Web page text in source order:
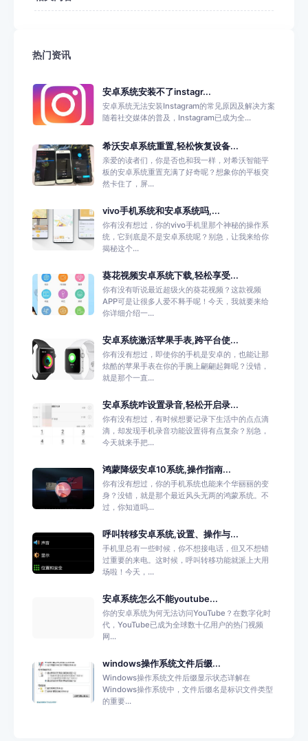
热门资讯
安卓系统安装不了instagr...
安卓系统无法安装Instagram的常见原因及解决方案
随着社交媒体的普及，Instagram已成为全...
希沃安卓系统重置,轻松恢复设备...
亲爱的读者们，你是否也和我一样，对希沃智能平
板的安卓系统重置充满了好奇呢？想象你的平板突
然卡住了，屏...
vivo手机系统和安卓系统吗,...
你有没有想过，你的vivo手机里那个神秘的操作系
统，它到底是不是安卓系统呢？别急，让我来给你
揭秘这个...
葵花视频安卓系统下载,轻松享受...
你有没有听说最近超级火的葵花视频？这款视频
APP可是让很多人爱不释手呢！今天，我就要来给
你详细介绍一...
安卓系统激活苹果手表,跨平台使...
你有没有想过，即使你的手机是安卓的，也能让那
炫酷的苹果手表在你的手腕上翩翩起舞呢？没错，
就是那个一直...
安卓系统咋设置录音,轻松开启录...
你有没有想过，有时候想要记录下生活中的点点滴
滴，却发现手机录音功能设置得有点复杂？别急，
今天就来手把...
鸿蒙降级安卓10系统,操作指南...
你有没有想过，你的手机系统也能来个华丽丽的变
身？没错，就是那个最近风头无两的鸿蒙系统。不
过，你知道吗...
呼叫转移安卓系统,设置、操作与...
手机里总有一些时候，你不想接电话，但又不想错
过重要的来电。这时候，呼叫转移功能就派上大用
场啦！今天，...
安卓系统怎么不能youtube...
你的安卓系统为何无法访问YouTube？在数字化时
代，YouTube已成为全球数十亿用户的热门视频
网...
windows操作系统文件后缀...
Windows操作系统文件后缀显示状态详解在
Windows操作系统中，文件后缀名是标识文件类型
的重要...